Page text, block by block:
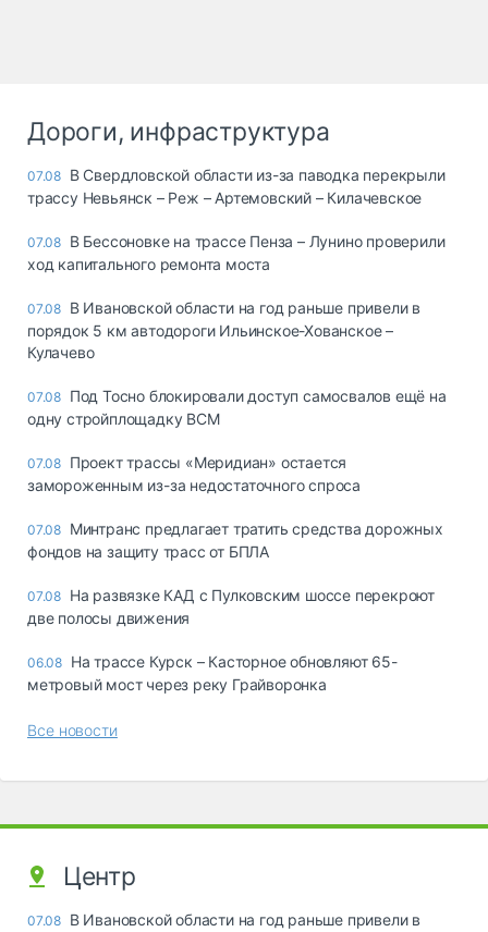
Дороги, инфраструктура
07.08 В Свердловской области из-за паводка перекрыли
трассу Невьянск – Реж – Артемовский – Килачевское
07.08 В Бессоновке на трассе Пенза – Лунино проверили
ход капитального ремонта моста
07.08 В Ивановской области на год раньше привели в
порядок 5 км автодороги Ильинское-Хованское –
Кулачево
07.08 Под Тосно блокировали доступ самосвалов ещё на
одну стройплощадку ВСМ
07.08 Проект трассы «Меридиан» остается
замороженным из-за недостаточного спроса
07.08 Минтранс предлагает тратить средства дорожных
фондов на защиту трасс от БПЛА
07.08 На развязке КАД с Пулковским шоссе перекроют
две полосы движения
06.08 На трассе Курск – Касторное обновляют 65-
метровый мост через реку Грайворонка
Все новости
Центр
07.08 В Ивановской области на год раньше привели в